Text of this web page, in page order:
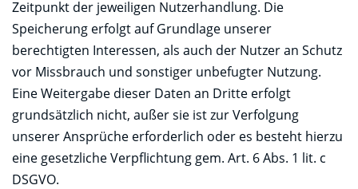
Zeitpunkt der jeweiligen Nutzerhandlung. Die
Speicherung erfolgt auf Grundlage unserer
berechtigten Interessen, als auch der Nutzer an Schutz
vor Missbrauch und sonstiger unbefugter Nutzung.
Eine Weitergabe dieser Daten an Dritte erfolgt
grundsätzlich nicht, außer sie ist zur Verfolgung
unserer Ansprüche erforderlich oder es besteht hierzu
eine gesetzliche Verpflichtung gem. Art. 6 Abs. 1 lit. c
DSGVO.